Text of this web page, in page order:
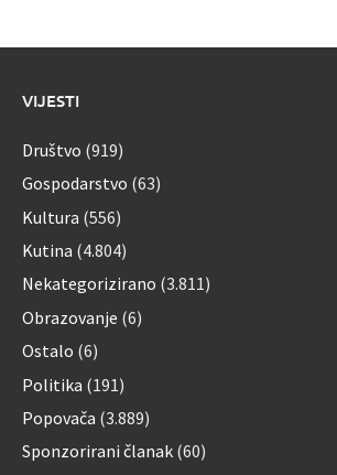
VIJESTI
Društvo (919)
Gospodarstvo (63)
Kultura (556)
Kutina (4.804)
Nekategorizirano (3.811)
Obrazovanje (6)
Ostalo (6)
Politika (191)
Popovača (3.889)
Sponzorirani članak (60)